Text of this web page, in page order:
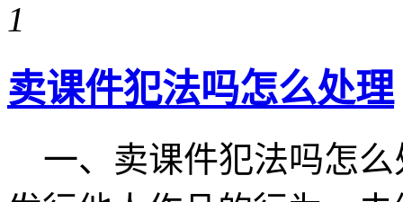
1
卖课件犯法吗怎么处理
一、卖课件犯法吗怎么